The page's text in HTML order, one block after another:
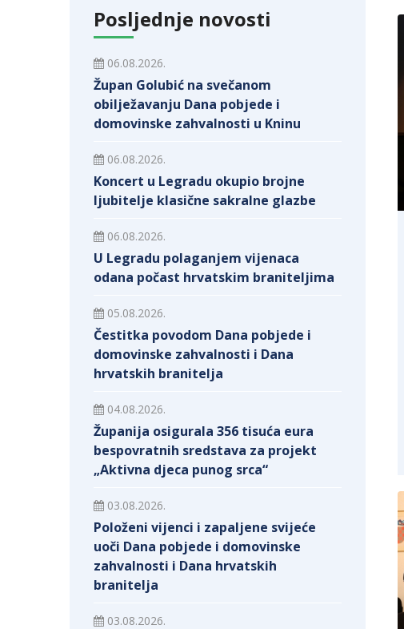
Posljednje novosti
06.08.2026.
Župan Golubić na svečanom
obilježavanju Dana pobjede i
domovinske zahvalnosti u Kninu
06.08.2026.
Koncert u Legradu okupio brojne
ljubitelje klasične sakralne glazbe
06.08.2026.
U Legradu polaganjem vijenaca
odana počast hrvatskim braniteljima
05.08.2026.
Čestitka povodom Dana pobjede i
domovinske zahvalnosti i Dana
hrvatskih branitelja
04.08.2026.
Županija osigurala 356 tisuća eura
bespovratnih sredstava za projekt
„Aktivna djeca punog srca“
03.08.2026.
Položeni vijenci i zapaljene svijeće
uoči Dana pobjede i domovinske
zahvalnosti i Dana hrvatskih
branitelja
03.08.2026.